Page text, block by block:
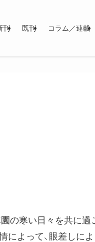
刊 既刊 コラム／連載
の寒い日々を共に
よって、眼差しに